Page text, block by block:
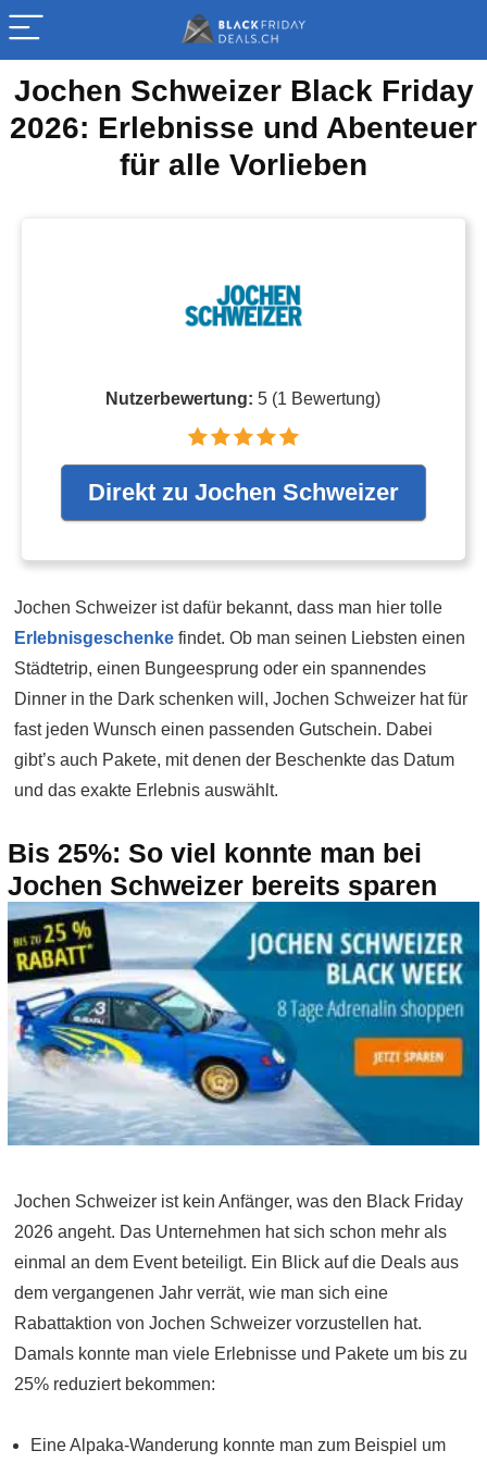
Jochen Schweizer Black Friday
2026: Erlebnisse und Abenteuer
für alle Vorlieben
Nutzerbewertung:5 (1 Bewertung)
Direkt zu Jochen Schweizer
Jochen Schweizer ist dafür bekannt, dass man hier tolle
Erlebnisgeschenke findet. Ob man seinen Liebsten einen
Städtetrip, einen Bungeesprung oder ein spannendes
Dinner in the Dark schenken will, Jochen Schweizer hat für
fast jeden Wunsch einen passenden Gutschein. Dabei
gibt’s auch Pakete, mit denen der Beschenkte das Datum
und das exakte Erlebnis auswählt.
Bis 25%: So viel konnte man bei
Jochen Schweizer bereits sparen
Jochen Schweizer ist kein Anfänger, was den Black Friday
2026 angeht. Das Unternehmen hat sich schon mehr als
einmal an dem Event beteiligt. Ein Blick auf die Deals aus
dem vergangenen Jahr verrät, wie man sich eine
Rabattaktion von Jochen Schweizer vorzustellen hat.
Damals konnte man viele Erlebnisse und Pakete um bis zu
25% reduziert bekommen:
Eine Alpaka-Wanderung konnte man zum Beispiel um